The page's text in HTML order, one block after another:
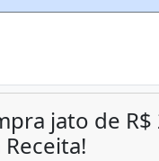
jato de R$